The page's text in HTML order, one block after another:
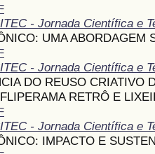
- Jornada Científica e
UMA ABORDAGEM
- Jornada Científica e
DO REUSO CRIATIVO
RETRÔ E
- Jornada Científica e
IMPACTO E